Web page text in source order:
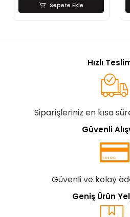
Sepete Ekle
Hızlı
Siparişleriniz en kısa
Güvenli
Güvenli ve kolay
Geniş Ürün